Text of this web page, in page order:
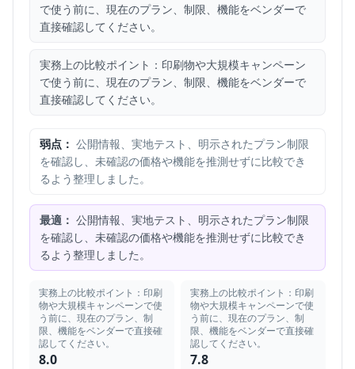
で使う前に、現在のプラン、制限、機能をベンダーで
直接確認してください。
実務上の比較ポイント：印刷物や大規模キャンペーン
で使う前に、現在のプラン、制限、機能をベンダーで
直接確認してください。
弱点： 公開情報、実地テスト、明示されたプラン制限
を確認し、未確認の価格や機能を推測せずに比較でき
るよう整理しました。
最適： 公開情報、実地テスト、明示されたプラン制限
を確認し、未確認の価格や機能を推測せずに比較でき
るよう整理しました。
実務上の比較ポイント：印刷
物や大規模キャンペーンで使
う前に、現在のプラン、制
限、機能をベンダーで直接確
認してください。
8.0
実務上の比較ポイント：印刷
物や大規模キャンペーンで使
う前に、現在のプラン、制
限、機能をベンダーで直接確
認してください。
7.8